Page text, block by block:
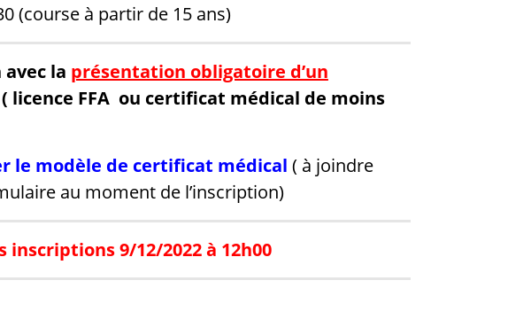
(course à partir de 15 ans)
la présentation obligatoire d’un
( licence FFA ou certificat médical de moins
le modèle de certificat médical ( à joindre
au moment de l’inscription)
inscriptions 9/12/2022 à 12h00